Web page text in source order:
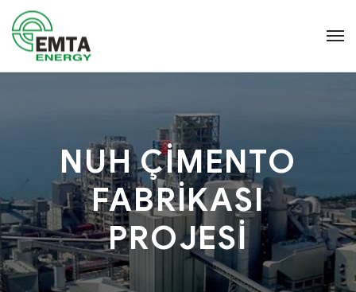
NUH ÇİMENTO
FABRİKASI
PROJESİ